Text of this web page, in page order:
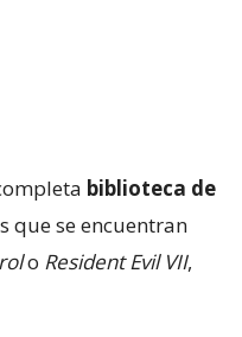
biblioteca de
que se encuentran
o Resident Evil VII,